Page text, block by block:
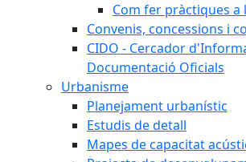
Com fer pràctiques
Convenis, concessions i
CIDO - Cercador
Documentació Oficials
Urbanisme
Planejament urbanístic
Estudis de detall
Mapes de capacitat